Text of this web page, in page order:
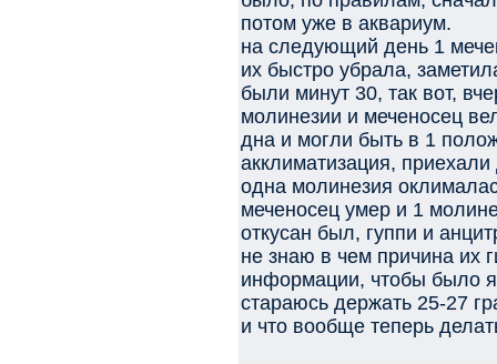
потом уже в аквариум.
на следующий день 1
их быстро убрала,
были минут 30, так вот,
молинезии и меченосец
дна и могли быть в 1
акклиматизация,
одна молинезия
меченосец умер и 1
откусан был, гуппи и
не знаю в чем причина их
информации, чтобы было
стараюсь держать 25-27
и что вообще теперь